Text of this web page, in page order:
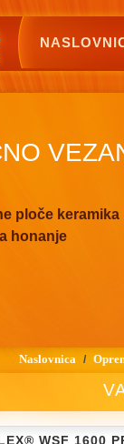
ploče keramika
honanje
Naslovnica /
WSF 1600